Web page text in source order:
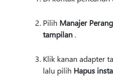
Pilih Manajer
tampilan .
Klik kanan adapter
lalu pilih Hapus